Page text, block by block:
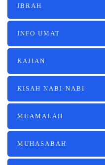
IBRAH
INFO UMAT
KAJIAN
KISAH NABI-NABI
MUAMALAH
MUHASABAH